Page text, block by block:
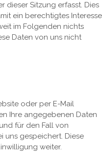
dieser Sitzung erfasst. Dies
ein berechtigtes Interesse
im Folgenden nichts
Daten von uns nicht
oder per E-Mail
Ihre angegebenen Daten
für den Fall von
uns gespeichert. Diese
weiter.